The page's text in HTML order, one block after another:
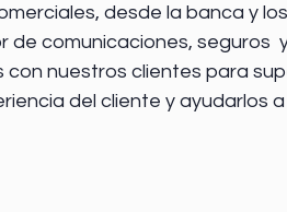
desde la banca y
de comunicaciones, seguros
con nuestros clientes para
del cliente y ayudarlos